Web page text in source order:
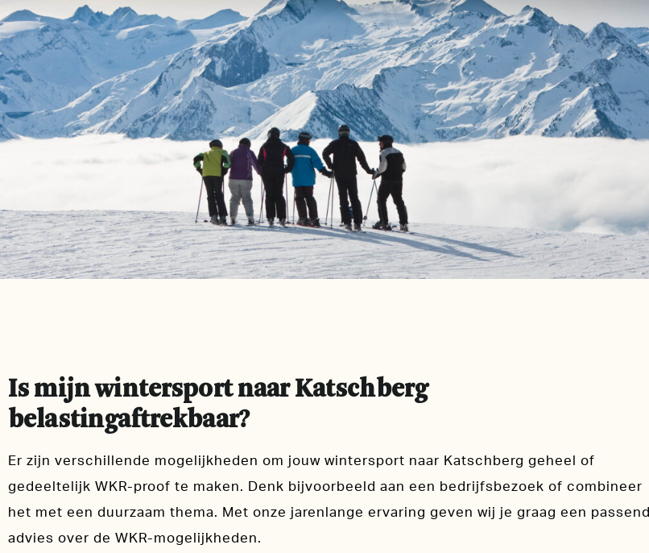
Is mijn wintersport naar Katschberg
belastingaftrekbaar?
Er zijn verschillende mogelijkheden om jouw wintersport naar Katschberg geheel of
gedeeltelijk WKR-proof te maken. Denk bijvoorbeeld aan een bedrijfsbezoek of combineer
het met een duurzaam thema. Met onze jarenlange ervaring geven wij je graag een passend
advies over de WKR-mogelijkheden.